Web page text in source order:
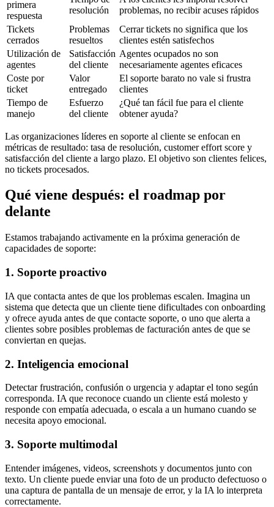
primera
respuesta
resolución
problemas, no recibir acuses rápidos
Tickets
cerrados
Problemas
resueltos
Cerrar tickets no significa que los
clientes estén satisfechos
Utilización de
agentes
Satisfacción
del cliente
Agentes ocupados no son
necesariamente agentes eficaces
Coste por
ticket
Valor
entregado
El soporte barato no vale si frustra
clientes
Tiempo de
manejo
Esfuerzo
del cliente
¿Qué tan fácil fue para el cliente
obtener ayuda?
Las organizaciones líderes en soporte al cliente se enfocan en
métricas de resultado: tasa de resolución, customer effort score y
satisfacción del cliente a largo plazo. El objetivo son clientes felices,
no tickets procesados.
Qué viene después: el roadmap por
delante
Estamos trabajando activamente en la próxima generación de
capacidades de soporte:
1. Soporte proactivo
IA que contacta antes de que los problemas escalen. Imagina un
sistema que detecta que un cliente tiene dificultades con onboarding
y ofrece ayuda antes de que contacte soporte, o uno que alerta a
clientes sobre posibles problemas de facturación antes de que se
conviertan en quejas.
2. Inteligencia emocional
Detectar frustración, confusión o urgencia y adaptar el tono según
corresponda. IA que reconoce cuando un cliente está molesto y
responde con empatía adecuada, o escala a un humano cuando se
necesita apoyo emocional.
3. Soporte multimodal
Entender imágenes, videos, screenshots y documentos junto con
texto. Un cliente puede enviar una foto de un producto defectuoso o
una captura de pantalla de un mensaje de error, y la IA lo interpreta
correctamente.